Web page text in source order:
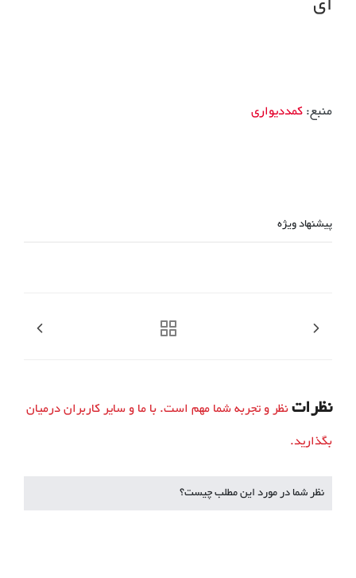
منبع:کمددیواری
پیشنهاد ویژه
نظراتنظر و تجربه شما مهم است. با ما و سایر کاربران درمیان
بگذارید.
نظر شما در مورد این مطلب چیست؟